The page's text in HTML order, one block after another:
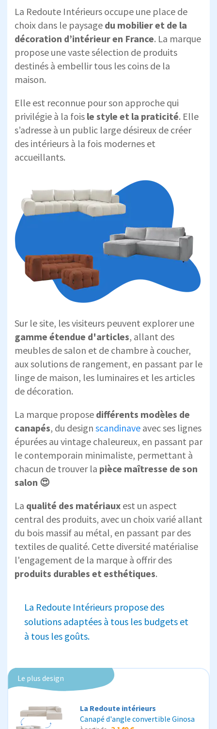
La Redoute Intérieurs occupe une place de
choix dans le paysage du mobilier et de la
décoration d’intérieuren France. La marque
propose une vaste sélection de produits
destinés à embellir tous les coins de la
maison.
Elle est reconnue pour son approche qui
privilégie à la fois le style et la praticité. Elle
s’adresse à un public large désireux de créer
des intérieurs à la fois modernes et
accueillants.
Sur le site, les visiteurs peuvent explorer une
gamme étendue d'articles, allant des
meubles de salon et de chambre à coucher,
aux solutions de rangement, en passant par le
linge de maison, les luminaires et les articles
de décoration.
La marque propose différents modèles de
canapés, du design scandinave avec ses lignes
épurées au vintage chaleureux, en passant par
le contemporain minimaliste, permettant à
chacun de trouver la pièce maîtresse de son
salon 😍
La qualité des matériaux est un aspect
central des produits, avec un choix varié allant
du bois massif au métal, en passant par des
textiles de qualité. Cette diversité matérialise
l'engagement de la marque à offrir des
produits durables et esthétiques.
La Redoute Intérieurs propose des
solutions adaptées à tous les budgets et
à tous les goûts.
Le plus design
La Redoute intérieurs
Canapé d'angle convertible Ginosa